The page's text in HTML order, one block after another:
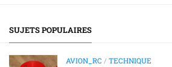
SUJETS POPULAIRES
AVION_RC / TECHNIQUE